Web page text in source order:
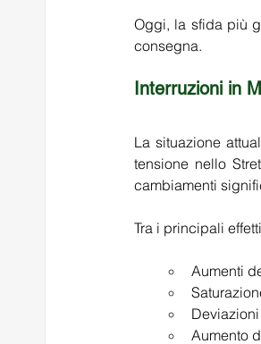
Oggi, la sfida più
consegna.
Interruzioni in
La situazione
tensione nello
cambiamenti
Tra i principali
Aumenti
Aumento